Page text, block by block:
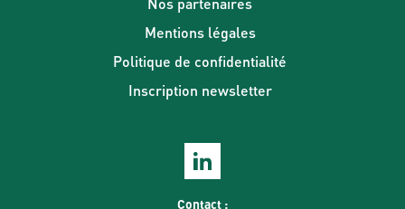
Mentions légales
Politique de confidentialité
Inscription newsletter
Contact :